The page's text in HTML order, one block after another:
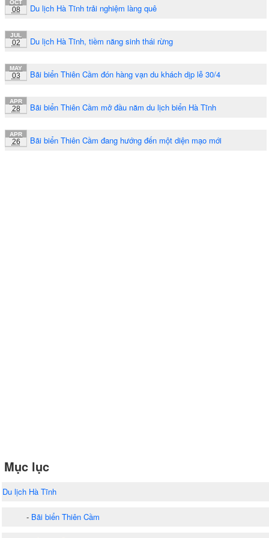
OCT
08 Du lịch Hà Tĩnh trải nghiệm làng quê
JUL
02 Du lịch Hà Tĩnh, tiềm năng sinh thái rừng
MAY
03 Bãi biển Thiên Cầm đón hàng vạn du khách dịp lễ 30/4
APR
28 Bãi biển Thiên Cầm mở đầu năm du lịch biển Hà Tĩnh
APR
26 Bãi biển Thiên Cầm đang hướng đến một diện mạo mới
Mục lục
Du lịch Hà Tĩnh
- Bãi biển Thiên Cầm